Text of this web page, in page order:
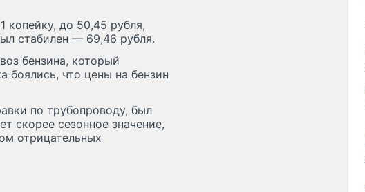
копейку, до 50,45 рубля,
стабилен — 69,46 рубля.
бензина, который
боялись, что цены на бензин
по трубопроводу, был
скорее сезонное значение,
отрицательных